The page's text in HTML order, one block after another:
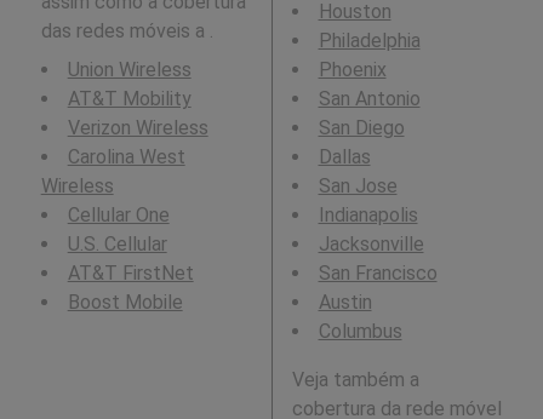
das redes móveis a .
Union Wireless
AT&T Mobility
Verizon Wireless
Carolina West
Wireless
Cellular One
U.S. Cellular
AT&T FirstNet
Boost Mobile
Houston
Philadelphia
Phoenix
San Antonio
San Diego
Dallas
San Jose
Indianapolis
Jacksonville
San Francisco
Austin
Columbus
Veja também a
cobertura da rede móvel